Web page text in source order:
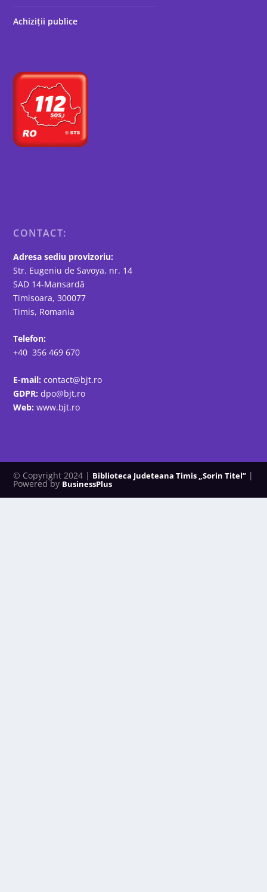
Achiziții publice
CONTACT:
Adresa sediu provizoriu:
Str. Eugeniu de Savoya, nr. 14
SAD 14-Mansardă
Timisoara, 300077
Timis, Romania
Telefon:
+40 356 469 670
E-mail:contact@bjt.ro
GDPR: dpo@bjt.ro
Web: www.bjt.ro
© Copyright 2024 | Biblioteca Judeteana Timis „Sorin Titel” |
Powered by BusinessPlus